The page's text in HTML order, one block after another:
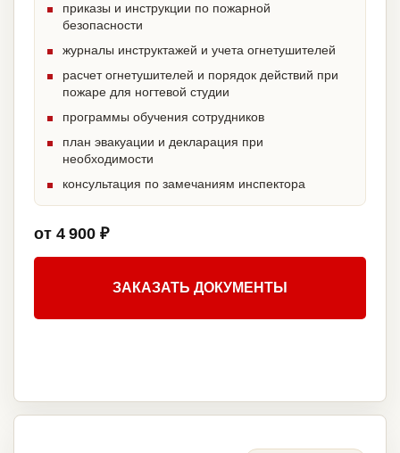
приказы и инструкции по пожарной
безопасности
журналы инструктажей и учета огнетушителей
расчет огнетушителей и порядок действий при
пожаре для ногтевой студии
программы обучения сотрудников
план эвакуации и декларация при
необходимости
консультация по замечаниям инспектора
от 4 900 ₽
ЗАКАЗАТЬ ДОКУМЕНТЫ